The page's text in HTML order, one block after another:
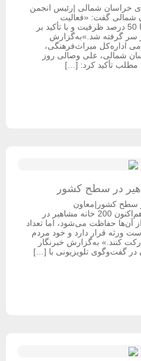
خراسان شمالی |رئیس انجمن
شمالی گفت: «فعالیت
اقامتگاه‌های بوم‌گردی استان با 50 درصد ظرفیت و با تأکید بر
سر گرفته شد.»به‌گزارش
اداره‌کل میراث‌فرهنگی،
شمالی، علی وصالی روز
در سطح کشور|معاون
میراث‌فرهنگی کشور گفت: «هم‌اکنون 200 خانه مشاهیر در
حفاظت می‌شود، اما تعداد
ورثه قرار دارد و خود مردم
کنند.» به‌گزارش خبرنگار
در گفت‌وگوی تلویزیونی با […]